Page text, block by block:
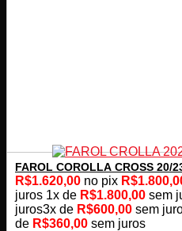
FAROL COROLLA CROSS 20/
R$1.620,00 no pix R$
juros 1x de R$1.800,00 sem
juros3x de R$600,00 sem
de R$360,00 sem juros